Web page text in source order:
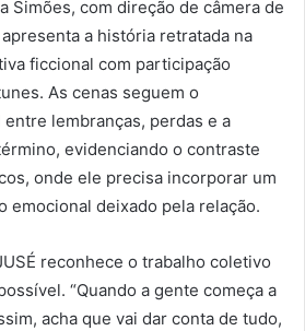
Simões, com direção de câmera de
a história retratada na
ficcional com participação
As cenas seguem o
lembranças, perdas e a
evidenciando o contraste
onde ele precisa incorporar um
emocional deixado pela relação.
reconhece o trabalho coletivo
“Quando a gente começa a
acha que vai dar conta de tudo,